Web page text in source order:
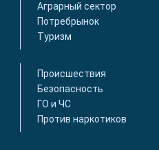
Аграрный сектор
Потребрынок
Туризм
Происшествия
Безопасность
ГО и ЧС
Против наркотиков